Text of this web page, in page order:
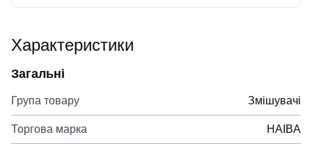
Характеристики
Загальні
Група товару Змішувачі
Торгова марка HAIBA